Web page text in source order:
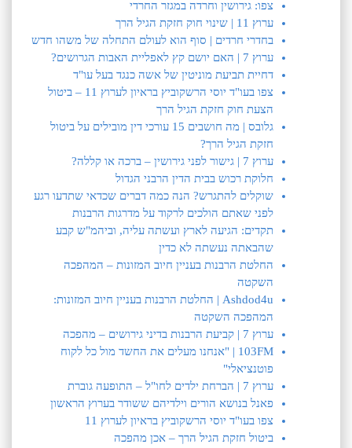
צפו: גירושין וחרדה במגזר החרדי
ערוץ 11 | שינוי חוק חזקת הגיל הרך
בחדרי חרדים | סוף הוא לעולם התחלה של משהו חדש
ערוץ 7 | האם יושם קץ לאפליית האבות הגרושים?
דחיית תביעת מוניטין של אשה כנגד בעל עו"ד
צפו בעו"ד יוסי הרשקוביץ בראיון לערוץ 11 – ביטול
הצעת חוק חזקת הגיל הרך
גלובס | מה חושבים 15 עורכי דין מובילים על ביטול
חזקת הגיל הרך?
ערוץ 7 | גישור לפני גירושין – ברכה או קללה?
חלוקת רכוש בבית הדין הרבני הגדול
שוקלים להתגרש? הנה כמה דברים שכדאי שתדעו רגע
לפני שאתם הולכים לרקוד על מדרגות הרבנות
תקדים: הגיעה לארץ ועשתה עליה, וביהמ"ש קבע
שהבאתה נעשתה לא כדין
החלטת הרבנות בעניין חיוב המזונות – המהפכה
השקטה
Ashdod4u | החלטת הרבנות בעניין חיוב המזונות:
המהפכה השקטה
ערוץ 7 | קביעת הרבנות בדיני גירושים – מהפכה
103FM | "אנחנו מעלים את החשד מול כל לקוח
פוטנציאלי"
ערוץ 7 | הברחת ילדים לחו"ל – התופעה גוברת
פאנל בנושא הורים וילדיהם ששודר בערוץ הראשון
צפו בעו"ד יוסי הרשקוביץ בראיון לערוץ 11
ביטול חזקת הגיל הרך – אכן מהפכה